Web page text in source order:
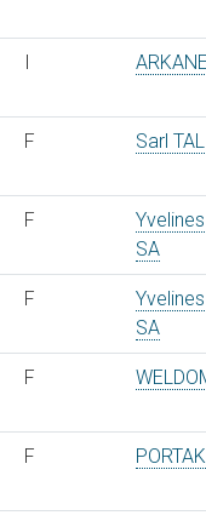
I
F Sarl
F
SA
F
SA
F
F